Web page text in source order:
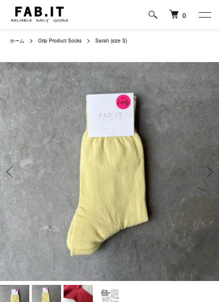
0
ホーム Grip Product Socks Sarah (size S)